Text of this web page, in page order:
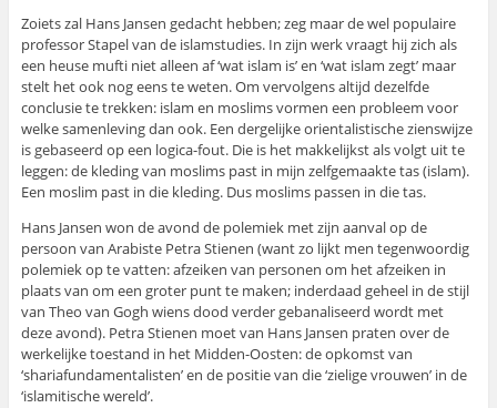
Zoiets zal Hans Jansen gedacht hebben; zeg maar de wel populaire
professor Stapel van de islamstudies. In zijn werk vraagt hij zich als
een heuse mufti niet alleen af ‘wat islam is’ en ‘wat islam zegt’ maar
stelt het ook nog eens te weten. Om vervolgens altijd dezelfde
conclusie te trekken: islam en moslims vormen een probleem voor
welke samenleving dan ook. Een dergelijke orientalistische zienswijze
is gebaseerd op een logica-fout. Die is het makkelijkst als volgt uit te
leggen: de kleding van moslims past in mijn zelfgemaakte tas (islam).
Een moslim past in die kleding. Dus moslims passen in die tas.
Hans Jansen won de avond de polemiek met zijn aanval op de
persoon van Arabiste Petra Stienen (want zo lijkt men tegenwoordig
polemiek op te vatten: afzeiken van personen om het afzeiken in
plaats van om een groter punt te maken; inderdaad geheel in de stijl
van Theo van Gogh wiens dood verder gebanaliseerd wordt met
deze avond). Petra Stienen moet van Hans Jansen praten over de
werkelijke toestand in het Midden-Oosten: de opkomst van
‘shariafundamentalisten’ en de positie van die ‘zielige vrouwen’ in de
‘islamitische wereld’.